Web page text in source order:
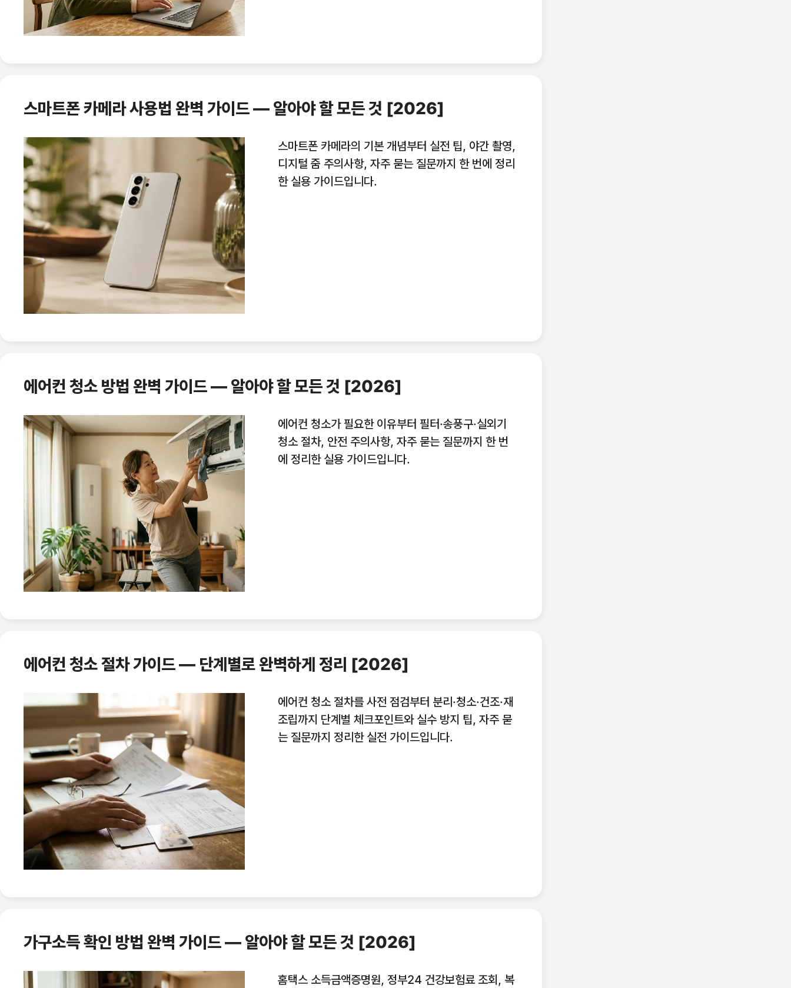
스마트폰 카메라 사용법 완벽 가이드 — 알아야 할 모든 것 [2026]
스마트폰 카메라의 기본 개념부터 실전 팁, 야간 촬영,
디지털 줌 주의사항, 자주 묻는 질문까지 한 번에 정리
한 실용 가이드입니다.
에어컨 청소 방법 완벽 가이드 — 알아야 할 모든 것 [2026]
에어컨 청소가 필요한 이유부터 필터·송풍구·실외기
청소 절차, 안전 주의사항, 자주 묻는 질문까지 한 번
에 정리한 실용 가이드입니다.
에어컨 청소 절차 가이드 — 단계별로 완벽하게 정리 [2026]
에어컨 청소 절차를 사전 점검부터 분리·청소·건조·재
조립까지 단계별 체크포인트와 실수 방지 팁, 자주 묻
는 질문까지 정리한 실전 가이드입니다.
가구소득 확인 방법 완벽 가이드 — 알아야 할 모든 것 [2026]
홈택스 소득금액증명원, 정부24 건강보험료 조회, 복